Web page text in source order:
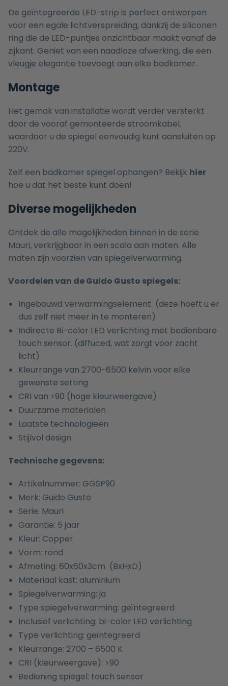
De geïntegreerde LED-strip is perfect ontworpen
voor een egale lichtverspreiding, dankzij de siliconen
ring die de LED-puntjes onzichtbaar maakt vanaf de
zijkant. Geniet van een naadloze afwerking, die een
vleugje elegantie toevoegt aan elke badkamer.
Montage
Het gemak van installatie wordt verder versterkt
door de vooraf gemonteerde stroomkabel,
waardoor u de spiegel eenvoudig kunt aansluiten op
220V.
Zelf een badkamer spiegel ophangen? Bekijk hier
hoe u dat het beste kunt doen!
Diverse mogelijkheden
Ontdek de alle mogelijkheden binnen in de serie
Mauri, verkrijgbaar in een scala aan maten. Alle
maten zijn voorzien van spiegelverwarming.
Voordelen van de Guido Gusto spiegels:
Ingebouwd verwarmingselement (deze hoeft u er
dus zelf niet meer in te monteren)
Indirecte Bi-color LED verlichting met bedienbare
touch sensor. (diffuced, wat zorgt voor zacht
licht)
Kleurrange van 2700-6500 kelvin voor elke
gewenste setting
CRI van >90 (hoge kleurweergave)
Duurzame materialen
Laatste technologieën
Stijlvol design
Technische gegevens:
Artikelnummer: GGSP90
Merk: Guido Gusto
Serie: Mauri
Garantie: 5 jaar
Kleur: Copper
Vorm: rond
Afmeting: 60x60x3cm (BxHxD)
Materiaal kast: aluminium
Spiegelverwarming: ja
Type spiegelverwarming: geïntegreerd
Inclusief verlichting: bi-color LED verlichting
Type verlichting: geïntegreerd
Kleurrange: 2700 – 6500 K
CRI (kleurweergave): >90
Bediening spiegel: touch sensor